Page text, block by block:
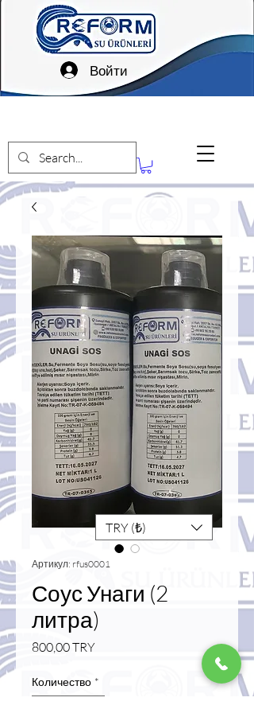
Войти
Артикул: rfus0001
Соус Унаги (2
литра)
800,00 TRYЦена
Количество *
TRY (₺)